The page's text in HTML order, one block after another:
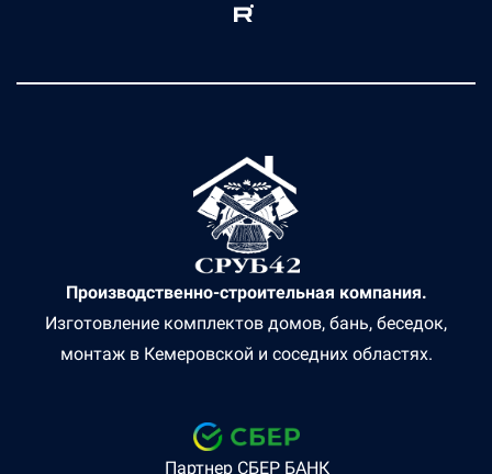
Производственно-строительная компания.
Изготовление комплектов домов, бань, беседок,
монтаж в Кемеровской и соседних областях.
Партнер СБЕР БАНК